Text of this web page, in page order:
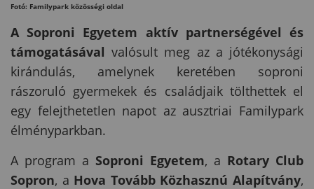
Fotó: Familypark közösségi oldal
A Soproni Egyetem aktív partnerségével és
támogatásával valósult meg az a jótékonysági
kirándulás, amelynek keretében soproni
rászoruló gyermekek és családjaik tölthettek el
egy felejthetetlen napot az ausztriai Familypark
élményparkban.
A program a Soproni Egyetem, a Rotary Club
Sopron, a Hova Tovább Közhasznú Alapítvány,